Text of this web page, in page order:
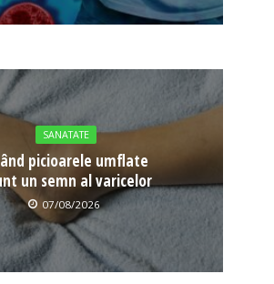
SANATATE
picioarele umflate
un semn al varicelor
07/08/2026